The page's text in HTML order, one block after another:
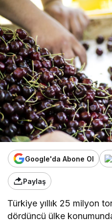
Google'da Abone Ol
Paylaş
Türkiye yıllık 25 milyon
dördüncü ülke